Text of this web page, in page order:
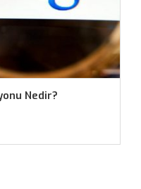
Nedir?